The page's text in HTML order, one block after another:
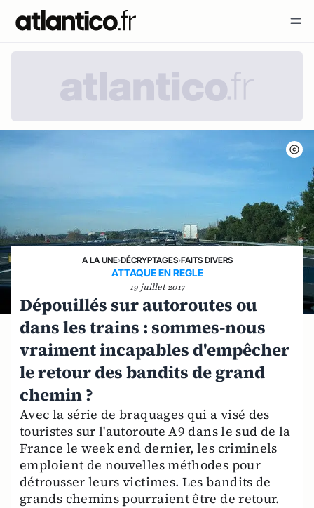
A LA UNE›DÉCRYPTAGES›FAITS DIVERS
ATTAQUE EN REGLE
19 juillet 2017
Dépouillés sur autoroutes ou
dans les trains : sommes-nous
vraiment incapables d'empêcher
le retour des bandits de grand
chemin ?
Avec la série de braquages qui a visé des
touristes sur l'autoroute A9 dans le sud de la
France le week end dernier, les criminels
emploient de nouvelles méthodes pour
détrousser leurs victimes. Les bandits de
grands chemins pourraient être de retour.